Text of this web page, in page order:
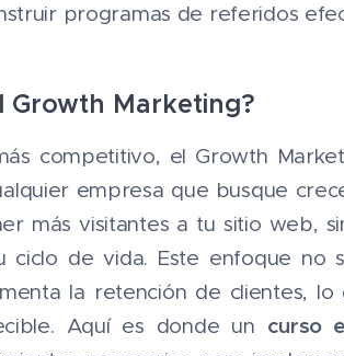
programas de referidos
Growth Marketing?
competitivo, el Growth
empresa que busque
más visitantes a tu sitio web,
de vida. Este enfoque no
la retención de clientes,
Aquí es donde un curso